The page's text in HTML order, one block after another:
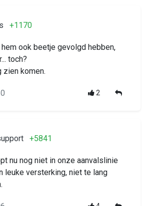
+1170
ook beetje gevolgd hebben,
toch?
zien komen.
2
+5841
nu nog niet in onze aanvalslinie
leuke versterking, niet te lang